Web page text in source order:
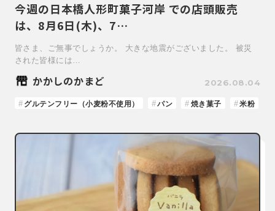
今週の日本橋人形町菓子河岸 での店頭販売
は、8月6日(木)、7…
皆さま、ご無事でしょうか。 大きな地震がございました。 被災
された皆様には…
かかしのかまど 2026.08.04
グルテンフリー（小麦粉不使用） パン 焼き菓子 米粉